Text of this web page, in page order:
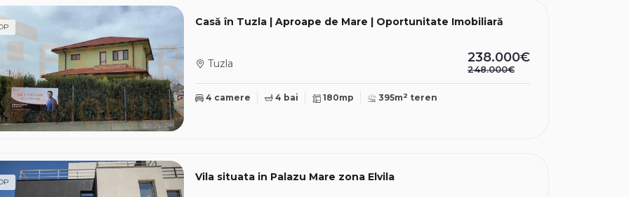
Casă în Tuzla | Aproape de Mare | Oportunitate Imobiliară
Tuzla 238.000€
248.000€
4 camere 4 bai 180mp 395m2 teren
Vila situata in Palazu Mare zona Elvila